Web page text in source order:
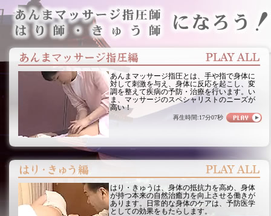
あんまマッサージ指圧とは、手や指で身体に
対して刺激を与え、身体に反応を起こし、変
調を整えて疾病の予防・治療を行います。い
ま、マッサージのスペシャリストのニーズが
高い！
再生時間:17分07秒
はり・きゅうは、身体の抵抗力を高め、身体
が持つ本来の自然治癒力を向上させる働きが
あります。日常的な身体のケアは、予防医学
としての効果をもたらします。